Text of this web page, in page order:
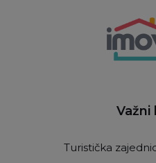
Važni
Turistička